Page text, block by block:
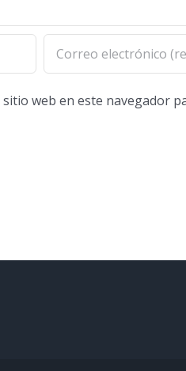
web en este navegador